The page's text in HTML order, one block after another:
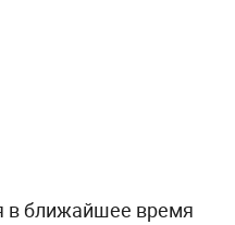
в ближайшее время